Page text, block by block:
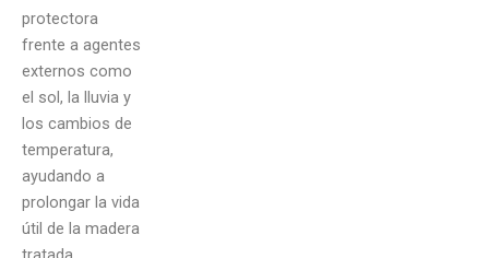
protectora
frente a agentes
externos como
el sol, la lluvia y
los cambios de
temperatura,
ayudando a
prolongar la vida
útil de la madera